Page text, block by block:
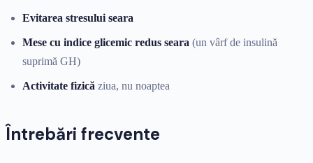
Evitarea stresului seara
Mese cu indice glicemic redus seara (un vârf de insulină
suprimă GH)
Activitate fizică ziua, nu noaptea
Întrebări frecvente